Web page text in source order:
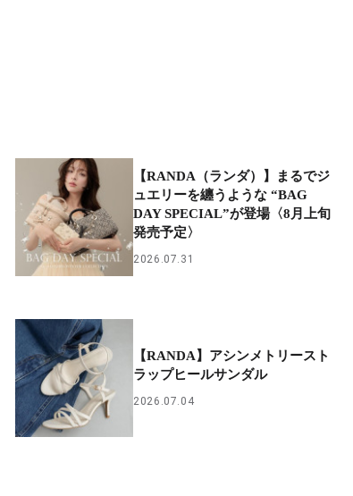
【RANDA（ランダ）】まるでジ
ュエリーを纏うような “BAG
DAY SPECIAL”が登場〈8月上旬
発売予定〉
2026.07.31
【RANDA】アシンメトリースト
ラップヒールサンダル
2026.07.04